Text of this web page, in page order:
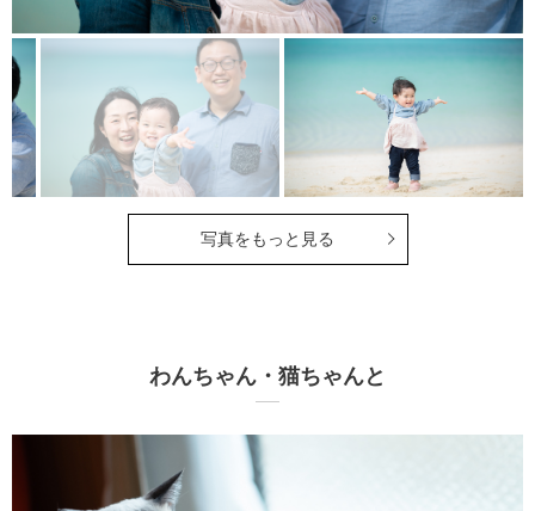
写真をもっと見る
わんちゃん・猫ちゃんと